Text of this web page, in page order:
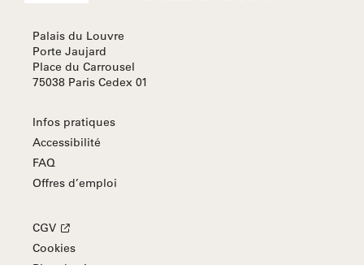
Palais du Louvre
Porte Jaujard
Place du Carrousel
75038 Paris Cedex 01
Infos pratiques
Accessibilité
FAQ
Offres d’emploi
CGV
Cookies